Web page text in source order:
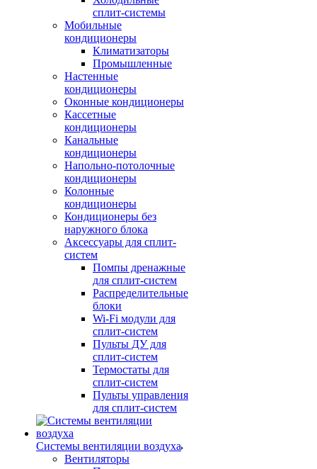
сплит-системы
Мобильные
кондиционеры
Климатизаторы
Промышленные
Настенные
кондиционеры
Оконные кондиционеры
Кассетные
кондиционеры
Канальные
кондиционеры
Напольно-потолочные
кондиционеры
Колонные
кондиционеры
Кондиционеры без
наружного блока
Аксессуары для сплит-
систем
Помпы дренажные
для сплит-систем
Распределительные
блоки
Wi-Fi модули для
сплит-систем
Пульты ДУ для
сплит-систем
Термостаты для
сплит-систем
Пульты управления
для сплит-систем
Системы вентиляции воздуха
Вентиляторы